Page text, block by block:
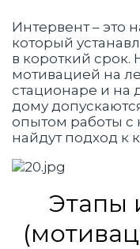
Интервент – это
который
в короткий
мотивацией на
стационаре и на
дому
опытом работы с
найдут подход к
Этапы